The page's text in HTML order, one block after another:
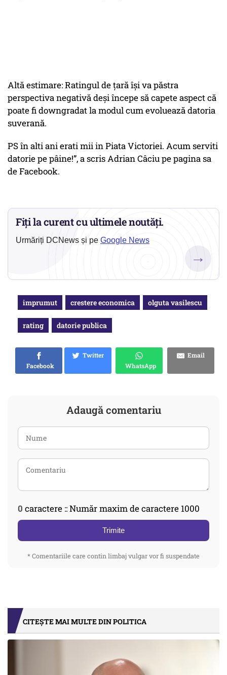
Altă estimare: Ratingul de ţară îşi va păstra
perspectiva negativă deşi începe să capete aspect că
poate fi downgradat la modul cum evoluează datoria
suverană.
PS în alti ani erati mii in Piata Victoriei. Acum serviti
datorie pe pâine!”, a scris Adrian Câciu pe pagina sa
de Facebook.
Fiți la curent cu ultimele noutăți.
Urmăriți DCNews și pe Google News
→
imprumut crestere economica olguta vasilescu
rating datorie publica
Facebook
Twitter
WhatsApp
Email
Adaugă comentariu
0 caractere :: Număr maxim de caractere 1000
Trimite
* Comentariile care contin limbaj vulgar vor fi suspendate
CITEȘTE MAI MULTE DIN POLITICA